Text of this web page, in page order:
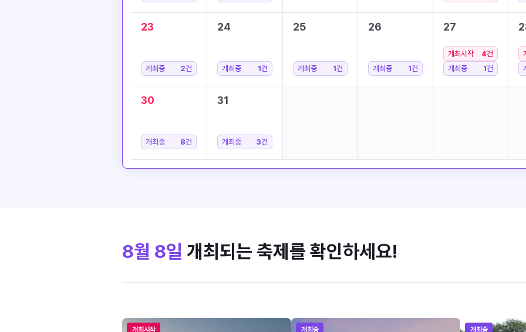
23
개최중 2건
24
개최중 1건
25
개최중 1건
26
개최중 1건
27
개최시작 4건
개최중
1건
30
개최중 8건
31
개최중 3건
8월 8일 개최되는 축제를 확인하세요!
개최시작 개최중 개최중